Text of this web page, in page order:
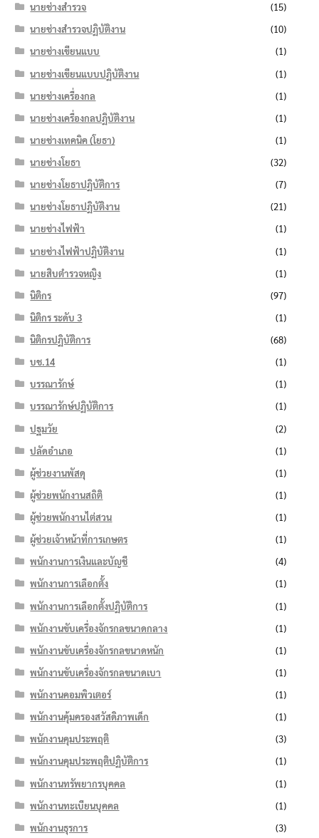
นายช่างสำรวจ
(15)
นายช่างสำรวจปฏิบัติงาน
(10)
นายช่างเขียนแบบ
(1)
นายช่างเขียนแบบปฏิบัติงาน
(1)
นายช่างเครื่องกล
(1)
นายช่างเครื่องกลปฏิบัติงาน
(1)
นายช่างเทคนิค (โยธา)
(1)
นายช่างโยธา
(32)
นายช่างโยธาปฏิบัติการ
(7)
นายช่างโยธาปฏิบัติงาน
(21)
นายช่างไฟฟ้า
(1)
นายช่างไฟฟ้าปฏิบัติงาน
(1)
นายสิบตำรวจหญิง
(1)
นิติกร
(97)
นิติกร ระดับ 3
(1)
นิติกรปฏิบัติการ
(68)
บช.14
(1)
บรรณารักษ์
(1)
บรรณารักษ์ปฏิบัติการ
(1)
ปฐมวัย
(2)
ปลัดอำเภอ
(1)
ผู้ช่วยงานพัสดุ
(1)
ผู้ช่วยพนักงานสถิติ
(1)
ผู้ช่วยพนักงานไต่สวน
(1)
ผู้ช่วยเจ้าหน้าที่การเกษตร
(1)
พนักงานการเงินและบัญชี
(4)
พนักงานการเลือกตั้ง
(1)
พนักงานการเลือกตั้งปฏิบัติการ
(1)
พนักงานขับเครื่องจักรกลขนาดกลาง
(1)
พนักงานขับเครื่องจักรกลขนาดหนัก
(1)
พนักงานขับเครื่องจักรกลขนาดเบา
(1)
พนักงานคอมพิวเตอร์
(1)
พนักงานคุ้มครองสวัสดิภาพเด็ก
(1)
พนักงานคุมประพฤติ
(3)
พนักงานคุมประพฤติปฏิบัติการ
(1)
พนักงานทรัพยากรบุคคล
(1)
พนักงานทะเบียนบุคคล
(1)
พนักงานธุรการ
(3)